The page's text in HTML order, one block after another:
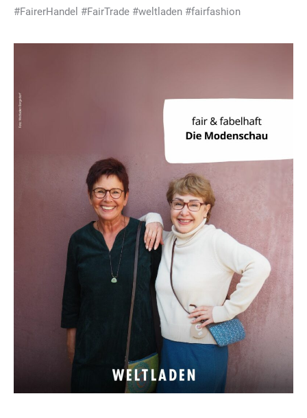
#FairerHandel #FairTrade #weltladen #fairfashion